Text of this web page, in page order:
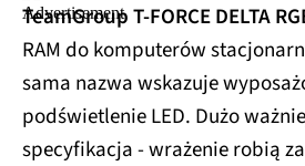
TeamGroup T-FORCE DELTA
RAM do komputerów
sama nazwa wskazuje
podświetlenie LED. Dużo
specyfikacja - wrażenie robią